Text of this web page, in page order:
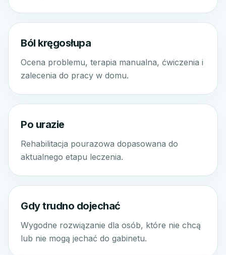
Ból kręgosłupa
Ocena problemu, terapia manualna, ćwiczenia i
zalecenia do pracy w domu.
Po urazie
Rehabilitacja pourazowa dopasowana do
aktualnego etapu leczenia.
Gdy trudno dojechać
Wygodne rozwiązanie dla osób, które nie chcą
lub nie mogą jechać do gabinetu.